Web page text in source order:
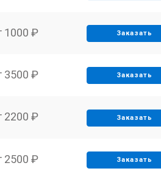
1000 ₽ Заказать
3500 ₽ Заказать
2200 ₽ Заказать
2500 ₽ Заказать